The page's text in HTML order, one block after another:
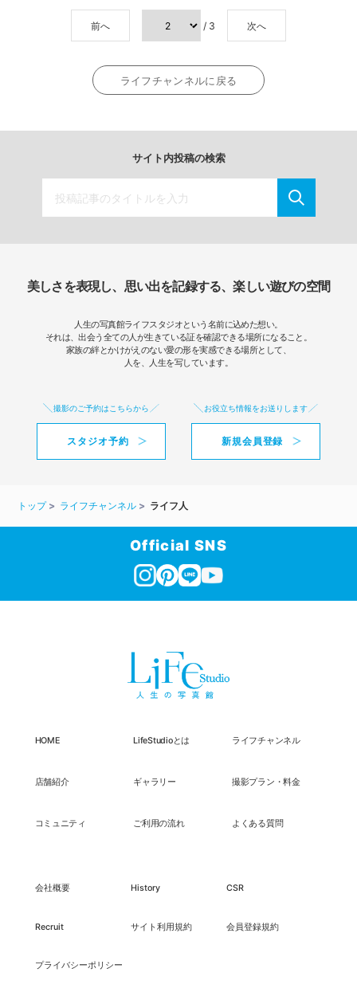
前へ / 3 次へ
ライフチャンネルに戻る
サイト内投稿の検索
美しさを表現し、思い出を記録する、楽しい遊びの空間
人生の写真館ライフスタジオという名前に込めた想い。
それは、出会う全ての人が生きている証を確認できる場所になること。
家族の絆とかけがえのない愛の形を実感できる場所として、
人を、人生を写しています。
撮影のご予約はこちらから
スタジオ予約
お役立ち情報をお送りします
新規会員登録
トップ ライフチャンネル ライフ人
Official SNS
HOME LifeStudioとは ライフチャンネル
店舗紹介 ギャラリー 撮影プラン・料金
コミュニティ ご利用の流れ よくある質問
会社概要 History CSR
Recruit サイト利用規約 会員登録規約
プライバシーポリシー